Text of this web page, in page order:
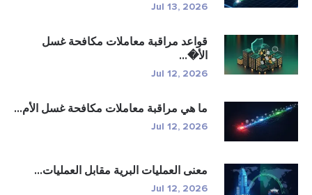
Jul 13, 2026
قواعد مراقبة معاملات مكافحة غسل
الأ�...
Jul 12, 2026
ما هي مراقبة معاملات مكافحة غسل الأم...
Jul 12, 2026
معنى العمليات البرية مقابل العمليات...
Jul 12, 2026